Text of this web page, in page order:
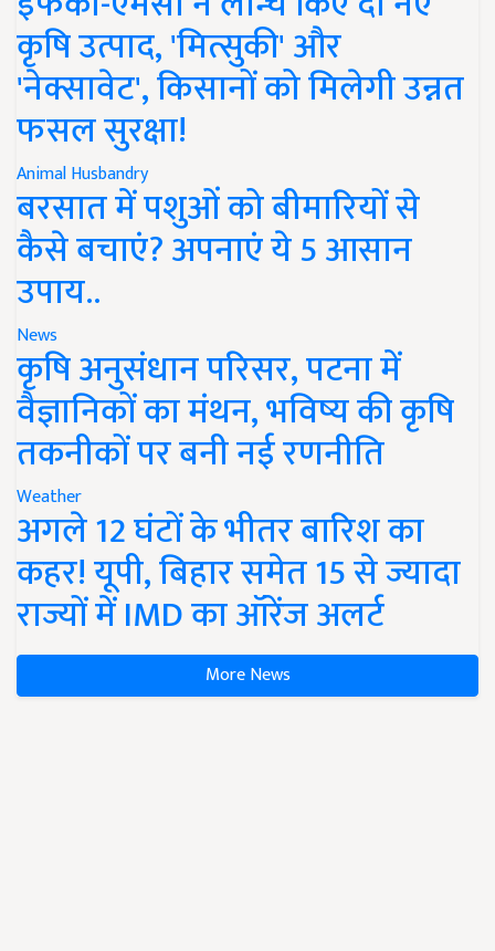
कृषि उत्पाद, 'मित्सुकी' और
'नेक्सावेट', किसानों को मिलेगी उन्नत
फसल सुरक्षा!
Animal Husbandry
बरसात में पशुओं को बीमारियों से
कैसे बचाएं? अपनाएं ये 5 आसान
उपाय..
News
कृषि अनुसंधान परिसर, पटना में
वैज्ञानिकों का मंथन, भविष्य की कृषि
तकनीकों पर बनी नई रणनीति
Weather
अगले 12 घंटों के भीतर बारिश का
कहर! यूपी, बिहार समेत 15 से ज्यादा
राज्यों में IMD का ऑरेंज अलर्ट
More News